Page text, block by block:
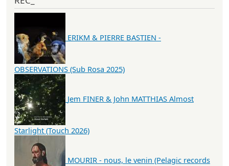
ERIKM & PIERRE BASTIEN -
OBSERVATIONS (Sub Rosa 2025)
Jem FINER & John MATTHIAS Almost
Starlight (Touch 2026)
MOURIR - nous, le venin (Pelagic records